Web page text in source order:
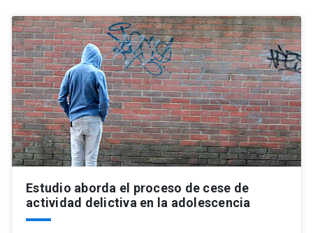
Estudio aborda el proceso de cese de
actividad delictiva en la adolescencia